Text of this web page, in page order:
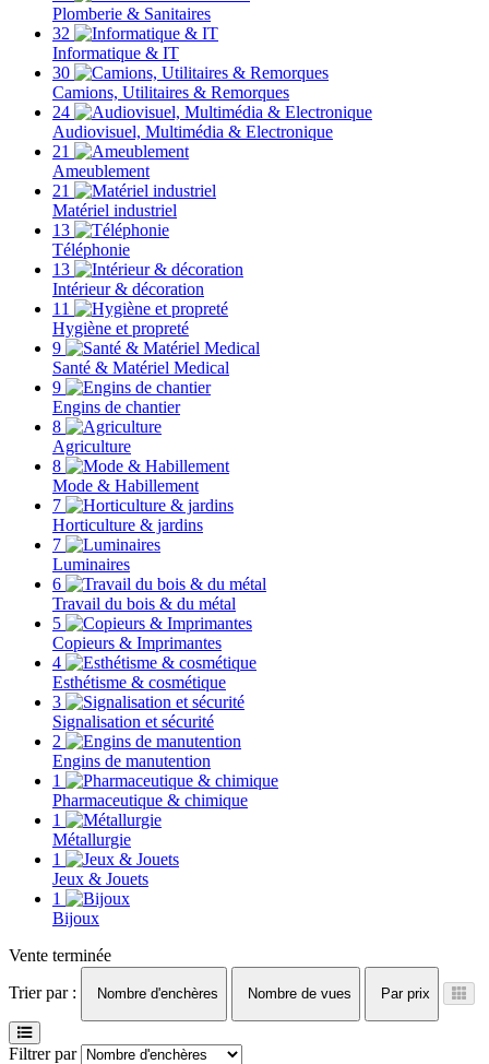
Plomberie & Sanitaires
32
Informatique & IT
30
Camions, Utilitaires & Remorques
24
Audiovisuel, Multimédia & Electronique
21
Ameublement
21
Matériel industriel
13
Téléphonie
13
Intérieur & décoration
11
Hygiène et propreté
9
Santé & Matériel Medical
9
Engins de chantier
8
Agriculture
8
Mode & Habillement
7
Horticulture & jardins
7
Luminaires
6
Travail du bois & du métal
5
Copieurs & Imprimantes
4
Esthétisme & cosmétique
3
Signalisation et sécurité
2
Engins de manutention
1
Pharmaceutique & chimique
1
Métallurgie
1
Jeux & Jouets
1
Bijoux
Vente terminée
Trier par :
Nombre d'enchères Nombre de vues Par prix
Filtrer par